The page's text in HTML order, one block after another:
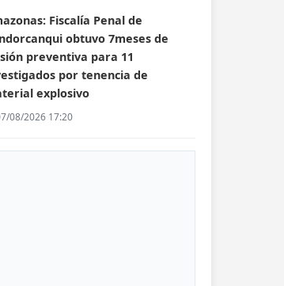
Fiscalía Penal de
obtuvo 7meses de
preventiva para 11
por tenencia de
explosivo
08/2026 17:20